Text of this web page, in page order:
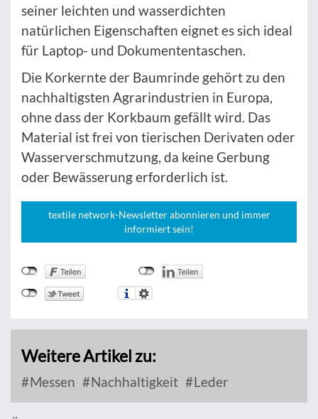
seiner leichten und wasserdichten
natürlichen Eigenschaften eignet es sich ideal
für Laptop- und Dokumententaschen.
Die Korkernte der Baumrinde gehört zu den
nachhaltigsten Agrarindustrien in Europa,
ohne dass der Korkbaum gefällt wird. Das
Material ist frei von tierischen Derivaten oder
Wasserverschmutzung, da keine Gerbung
oder Bewässerung erforderlich ist.
textile network-Newsletter abonnieren und immer
informiert sein!
Weitere Artikel zu:
Messen Nachhaltigkeit Leder